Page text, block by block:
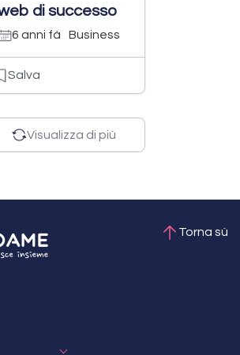
di successo
6 anni fà Business
Salva
Visualizza di più
Torna sù